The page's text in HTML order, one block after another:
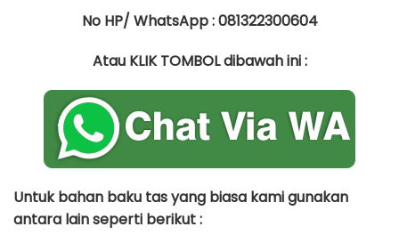
No HP/ WhatsApp : 081322300604
Atau KLIK TOMBOL dibawah ini :
Untuk bahan baku tas yang biasa kami gunakan
antara lain seperti berikut :